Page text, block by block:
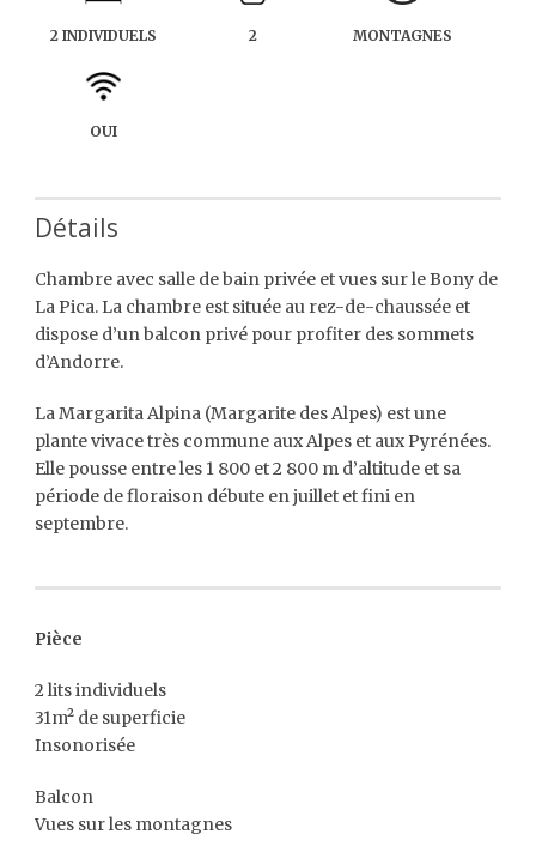
2 INDIVIDUELS 2 MONTAGNES
OUI
Détails
Chambre avec salle de bain privée et vues sur le Bony de
La Pica. La chambre est située au rez-de-chaussée et
dispose d’un balcon privé pour profiter des sommets
d’Andorre.
La Margarita Alpina (Margarite des Alpes) est une
plante vivace très commune aux Alpes et aux Pyrénées.
Elle pousse entre les 1 800 et 2 800 m d’altitude et sa
période de floraison débute en juillet et fini en
septembre.
Pièce
2 lits individuels
31m² de superficie
Insonorisée
Balcon
Vues sur les montagnes